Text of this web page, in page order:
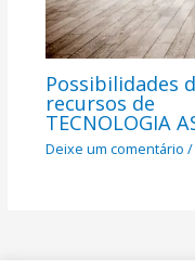
Possibilidades
recursos de
TECNOLOGIA
Deixe um comentário /